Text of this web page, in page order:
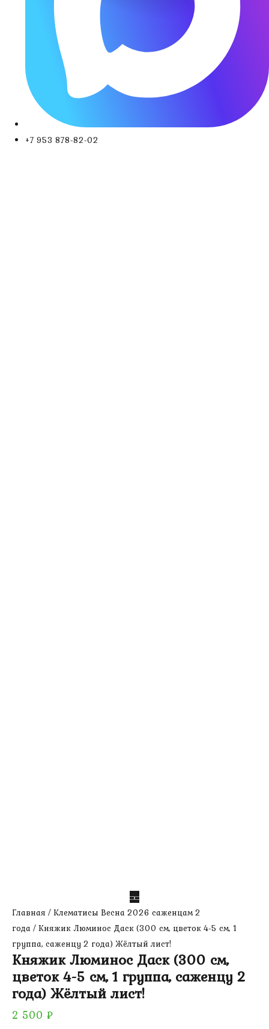
+7 953 878-82-02
Главная / Клематисы Весна 2026 саженцам 2
года / Княжик Люминос Даск (300 см, цветок 4-5 см, 1
группа, саженцу 2 года) Жёлтый лист!
Княжик Люминос Даск (300 см,
цветок 4-5 см, 1 группа, саженцу 2
года) Жёлтый лист!
2 500 ₽